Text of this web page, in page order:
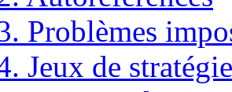
Problèmes
Jeux de stratégie